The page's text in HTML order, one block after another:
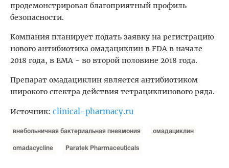
продемонстрировал благоприятный профиль
безопасности.
Компания планирует подать заявку на регистрацию
нового антибиотика омадациклин в FDA в начале
2018 года, в ЕМА - во второй половине 2018 года.
Препарат омадациклин является антибиотиком
широкого спектра действия тетрациклинового ряда.
Источник: clinical-pharmacy.ru
внебольничная бактериальная пневмония омадациклин
omadacycline Paratek Pharmaceuticals